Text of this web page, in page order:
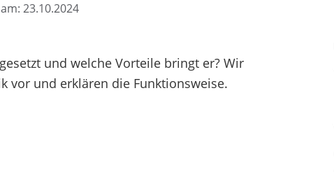
23.10.2024
und welche Vorteile bringt er? Wir
vor und erklären die Funktionsweise.